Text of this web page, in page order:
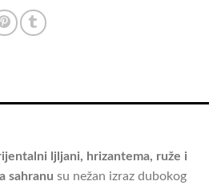
ljljani, hrizantema, ruže i
sahranu su nežan izraz dubokog